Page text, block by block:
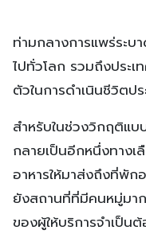
ท่ามกลางการแพร่ระบ
ไปทั่วโลก รวมถึงประเ
ตัวในการดำเนินชีวิตป
สำหรับในช่วงวิกฤติแบ
กลายเป็นอีกหนึ่งทางเ
อาหารให้มาส่งถึงที่พัก
ยังสถานที่ที่มีคนหมู่มาก
ของผู้ให้บริการจำเป็น